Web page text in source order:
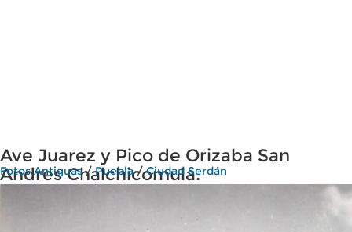
Ave Juarez y Pico de Orizaba San
Andres Chalchicomula.
Fotos Antiguas/Puebla/Ciudad Serdán